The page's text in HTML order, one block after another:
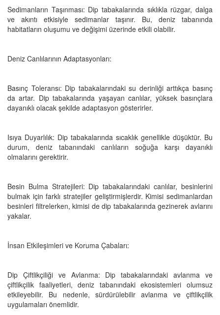
Sedimanların Taşınması: Dip tabakalarında sıklıkla rüzgar, dalga
ve akıntı etkisiyle sedimanlar taşınır. Bu, deniz tabanında
habitatların oluşumu ve değişimi üzerinde etkili olabilir.
Deniz Canlılarının Adaptasyonları:
Basınç Toleransı: Dip tabakalarındaki su derinliği arttıkça basınç
da artar. Dip tabakalarında yaşayan canlılar, yüksek basınçlara
dayanıklı olacak şekilde adaptasyon gösterirler.
Isıya Duyarlılık: Dip tabakalarında sıcaklık genellikle düşüktür. Bu
durum, deniz tabanındaki canlıların soğuğa karşı dayanıklı
olmalarını gerektirir.
Besin Bulma Stratejileri: Dip tabakalarındaki canlılar, besinlerini
bulmak için farklı stratejiler geliştirmişlerdir. Kimisi sedimanlardan
besinleri filtrelerken, kimisi de dip tabakalarında gezinerek avlarını
yakalar.
İnsan Etkileşimleri ve Koruma Çabaları:
Dip Çiftlikçiliği ve Avlanma: Dip tabakalarındaki avlanma ve
çiftlikçilik faaliyetleri, deniz tabanındaki ekosistemleri olumsuz
etkileyebilir. Bu nedenle, sürdürülebilir avlanma ve çiftlikçilik
uygulamaları önemlidir.